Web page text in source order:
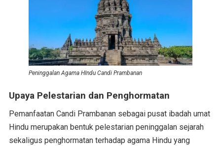
Peninggalan Agama HIndu Candi Prambanan
Upaya Pelestarian dan Penghormatan
Pemanfaatan Candi Prambanan sebagai pusat ibadah umat
Hindu merupakan bentuk pelestarian peninggalan sejarah
sekaligus penghormatan terhadap agama Hindu yang